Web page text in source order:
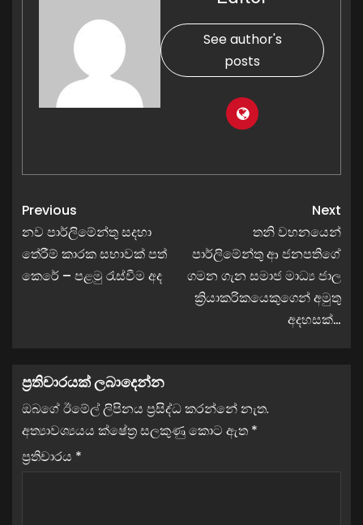
See author's
posts
Previous
නව පාර්ලිමේන්තු සදහා
තේරීම් කාරක සභාවක් පත්
කෙරේ – පළමු රැස්වීම අද
Next
තනි වහනයෙන්
පාර්ලිමේන්තු ආ ජනපතිගේ
ගමන ගැන සමාජ මාධ්‍ය ජාල
ක්‍රියාකරිකයෙකුගෙන් අමුතු
අදහසක්…
ප්‍රතිචාරයක් ලබාදෙන්න
ඔබගේ ඊමේල් ලිපිනය ප්‍රසිද්ධ කරන්නේ නැත.
අත්‍යාවශ්‍යයය ක්ෂේත්‍ර සලකුණු කොට ඇත *
ප්‍රතිචාරය *